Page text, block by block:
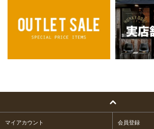
マイアカウント 会員登録